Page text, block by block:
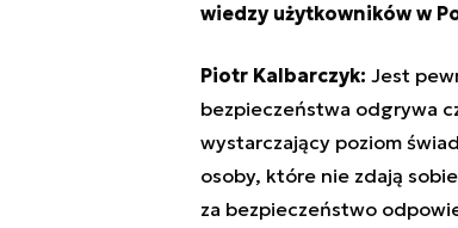
wiedzy użytkowników w
Piotr Kalbarczyk: Jest
bezpieczeństwa odgrywa
wystarczający poziom
osoby, które nie zdają
za bezpieczeństwo